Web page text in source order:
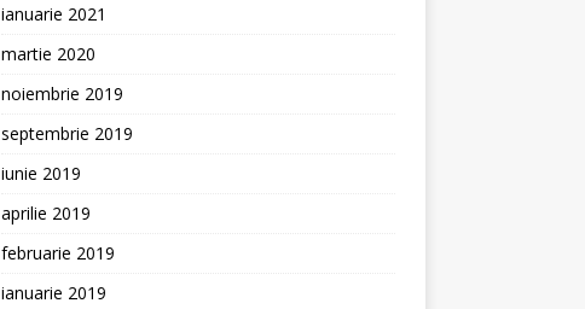
ianuarie 2021
martie 2020
noiembrie 2019
septembrie 2019
iunie 2019
aprilie 2019
februarie 2019
ianuarie 2019